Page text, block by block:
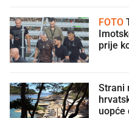
FOTO
prije
Strani
uopće